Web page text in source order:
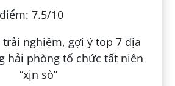
7.5/10